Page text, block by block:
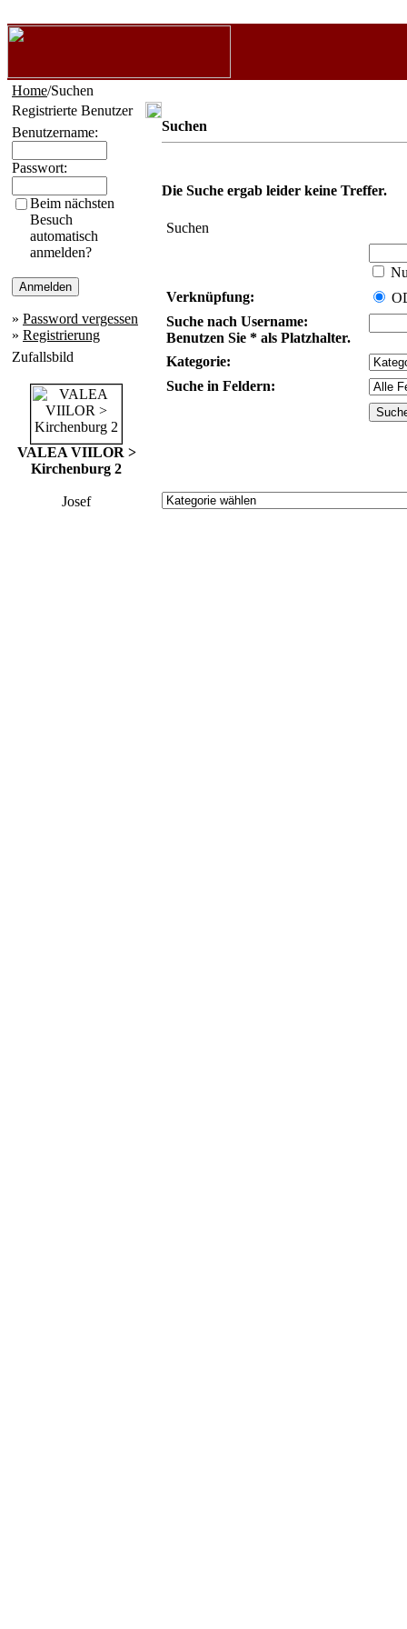
Home/Suchen
Registrierte Benutzer
Benutzername:
Passwort:
Beim nächsten
Besuch
automatisch
anmelden?
» Password vergessen
» Registrierung
Zufallsbild
VALEA VIILOR >
Kirchenburg 2
Josef
Suchen
Die Suche ergab leider keine Treffer.
Suchen
Verknüpfung:
Suche nach Username:
Benutzen Sie * als Platzhalter.
Kategorie:
Suche in Feldern: